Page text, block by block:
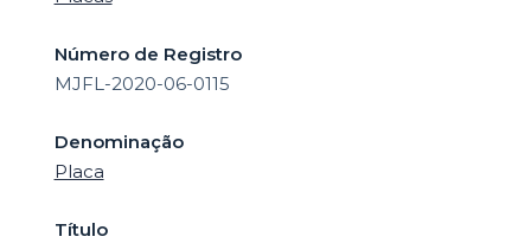
Número de Registro
MJFL-2020-06-0115
Denominação
Placa
Título